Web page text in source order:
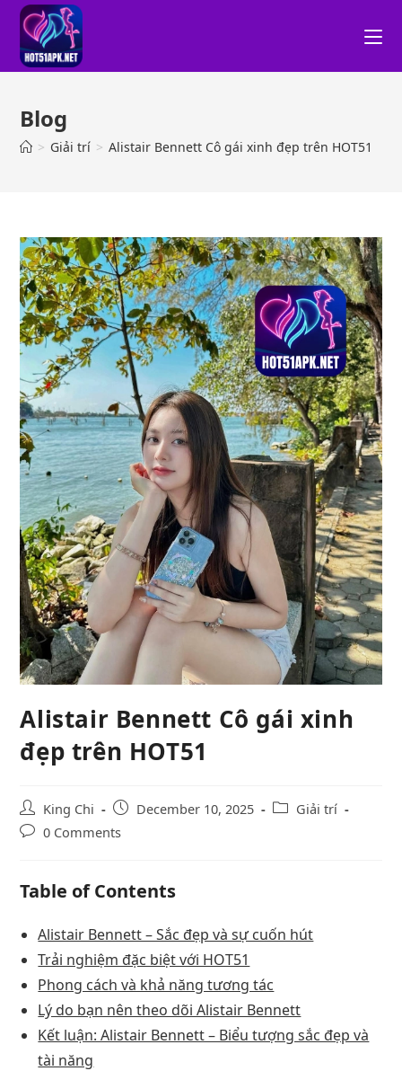
Blog
> Giải trí > Alistair Bennett Cô gái xinh đẹp trên HOT51
Alistair Bennett Cô gái xinh
đẹp trên HOT51
King Chi December 10, 2025
Giải trí
0 Comments
Table of Contents
Alistair Bennett – Sắc đẹp và sự cuốn hút
Trải nghiệm đặc biệt với HOT51
Phong cách và khả năng tương tác
Lý do bạn nên theo dõi Alistair Bennett
Kết luận: Alistair Bennett – Biểu tượng sắc đẹp và
tài năng